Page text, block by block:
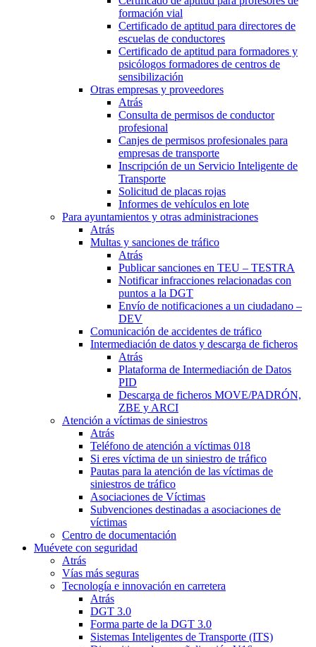
formación vial
Certificado de aptitud para directores de
escuelas de conductores
Certificado de aptitud para formadores y
psicólogos formadores de centros de
sensibilización
Otras empresas y proveedores
Atrás
Consulta de permisos de conductor
profesional
Canjes de permisos profesionales para
empresas de transporte
Inscripción de un Servicio Inteligente de
Transporte
Solicitud de placas rojas
Informes de vehículos en lote
Para ayuntamientos y otras administraciones
Atrás
Multas y sanciones de tráfico
Atrás
Publicar sanciones en TEU – TESTRA
Notificar infracciones relacionadas con
puntos a la DGT
Envío de notificaciones a un ciudadano –
DEV
Comunicación de accidentes de tráfico
Intermediación de datos y descarga de ficheros
Atrás
Plataforma de Intermediación de Datos
PID
Descarga de ficheros MOVE/PADRÓN,
ZBE y ARCI
Atención a víctimas de siniestros
Atrás
Teléfono de atención a víctimas 018
Si eres víctima de un siniestro de tráfico
Pautas para la atención de las víctimas de
siniestros de tráfico
Asociaciones de Víctimas
Subvenciones destinadas a asociaciones de
víctimas
Centro de documentación
Muévete con seguridad
Atrás
Vías más seguras
Tecnología e innovación en carretera
Atrás
DGT 3.0
Forma parte de la DGT 3.0
Sistemas Inteligentes de Transporte (ITS)